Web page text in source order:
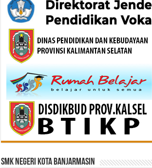
SMK Negeri Kota Banjarmasin